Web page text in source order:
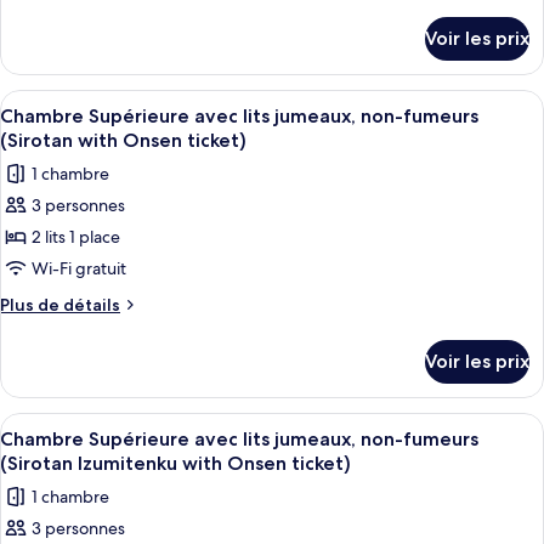
avec
lits
jumeaux,
non-
fumeurs
(with
Tatami
Area,
with
Onsen
le
type
de
chambre
Chambre
Deluxe
avec
jumeaux,
non-
(with
Onsen
ticket)
Voir les prix
Afficher
toutes
les
photos
pour
ce
type
de
Supérieure
avec
lits
jumeaux,
non-
fumeurs
Une chambre d’hôtel avec deux lits,
4
Chambre Supérieure avec lits jumeaux, non-fumeurs
(Sirotan with Onsen ticket)
1 chambre
3 personnes
2 lits 1 place
Wi-Fi gratuit
Plus de détails
Plus
le
type
de
chambre
Chambre
Supérieure
avec
Voir les prix
Afficher
toutes
les
photos
pour
Une chambre d’hôtel avec deux
2
Chambre Supérieure avec lits jumeaux, non-fumeurs
(Sirotan Izumitenku with Onsen ticket)
1 chambre
3 personnes